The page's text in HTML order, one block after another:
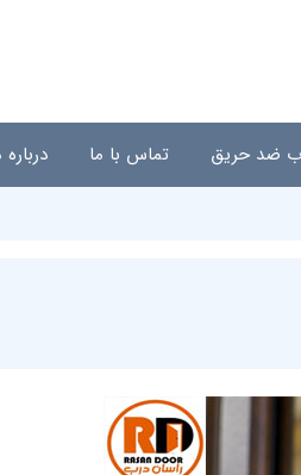
ضد حریق تماس با ما درباره